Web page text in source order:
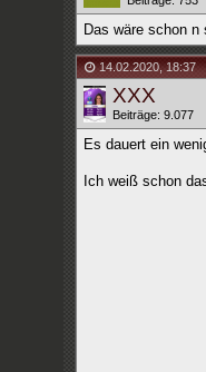
Das wäre schon
14.02.2020,18:37
XXX
Beiträge: 9.077
Es dauert ein
Ich weiß schon